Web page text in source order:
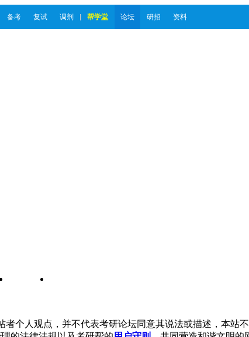
备考 复试 调剂 帮学堂 论坛 研招 资料
者个人观点，并不代表考研论坛同意其说法或描述，本站